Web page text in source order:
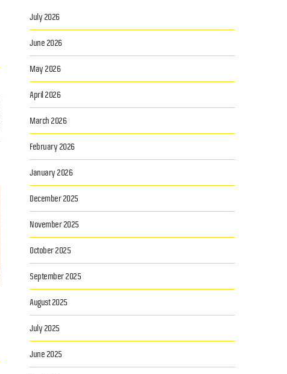
Hoxha takim me Ministrin e Jashtëm të Serbisë,...
Guvernatori...
July 2026
June 2026
May 2026
April 2026
March 2026
February 2026
January 2026
December 2025
November 2025
October 2025
September 2025
August 2025
July 2025
June 2025